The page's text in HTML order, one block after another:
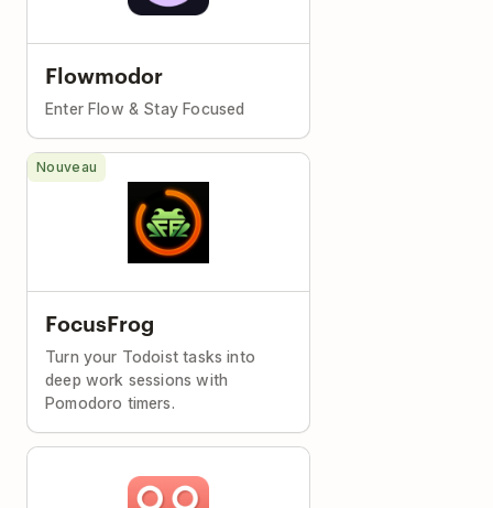
Flowmodor
Enter Flow & Stay Focused
FocusFrog
Turn your Todoist tasks into
deep work sessions with
Pomodoro timers.
Nouveau